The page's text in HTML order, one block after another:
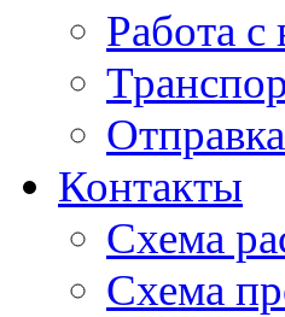
Работа с
Контакты
Схема
Схема